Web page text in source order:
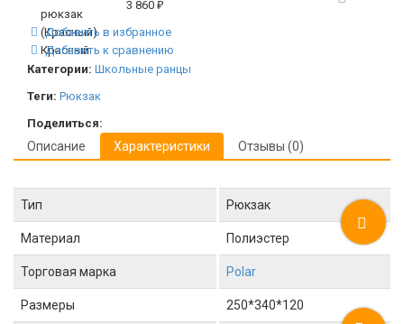
3 860 ₽
Добавить в избранное
Добавить к сравнению
Категории: Школьные ранцы
Теги: Рюкзак
Поделиться:
Описание Характеристики Отзывы (0)
Тип Рюкзак
Материал Полиэстер
Торговая марка Polar
Размеры 250*340*120